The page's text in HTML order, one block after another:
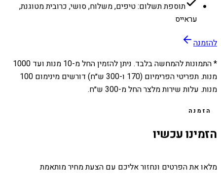
תוספת תשלום: טיפים, משלוח, סושי, כרובית מטוגנת,
עראייס
להזמנה
* התמונות להמחשה בלבד. ניתן להזמין החל מ-10 מנות ועד 1000
מנות. תפריטי הפרימיום (170 ו-300 ש״ח) דורשים מינימום 100
מנות. עלות שירות מלצר החל מ-300 ש״ח.
הזמנה
הזמינו עכשיו
מלאו את הפרטים ונחזור אליכם עם הצעת מחיר מותאמת